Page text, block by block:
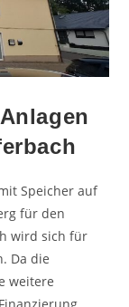
Speicher auf
für den
wird sich für
Da die
weitere